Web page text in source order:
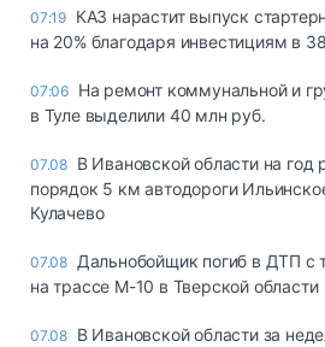
07:19 КАЗ нарастит выпуск
на 20% благодаря инвестициям в
07:06 На ремонт коммунальной и
в Туле выделили 40 млн руб.
07.08 В Ивановской области на год
порядок 5 км автодороги
Кулачево
07.08 Дальнобойщик погиб в ДТП с
на трассе М-10 в Тверской области
07.08 В Ивановской области за